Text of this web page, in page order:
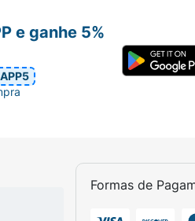
Formas de
e ganhe 5%
APP5